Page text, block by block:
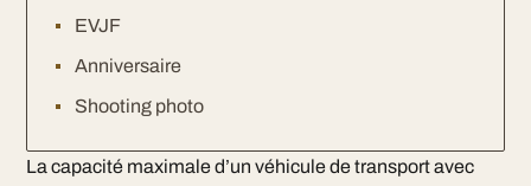
EVJF
Anniversaire
Shooting photo
La capacité maximale d’un véhicule de transport avec